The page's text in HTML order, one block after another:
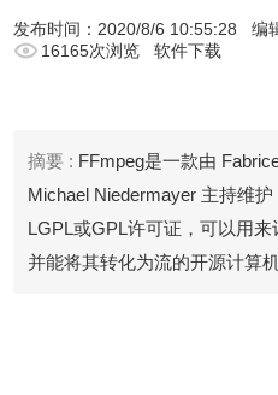
发布时间： 2020/8/6 10:55:28 编
16165次浏览
软件下载
摘要 : FFmpeg是一款由
Michael Niedermayer 主持维
LGPL或GPL许可证，可以用来
并能将其转化为流的开源计算机